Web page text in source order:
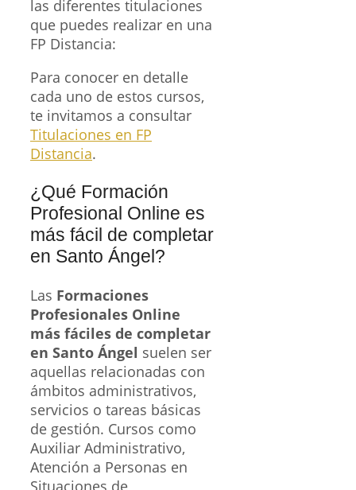
las diferentes titulaciones
que puedes realizar en una
FP Distancia:
Para conocer en detalle
cada uno de estos cursos,
te invitamos a consultar
Titulaciones en FP
Distancia.
¿Qué Formación
Profesional Online es
más fácil de completar
en Santo Ángel?
Las Formaciones
Profesionales Online
más fáciles de completar
en Santo Ángel suelen ser
aquellas relacionadas con
ámbitos administrativos,
servicios o tareas básicas
de gestión. Cursos como
Auxiliar Administrativo,
Atención a Personas en